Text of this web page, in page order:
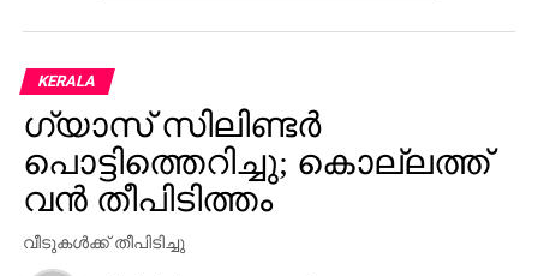
KERALA
ഗ്യാസ് സിലിണ്ടര്‍
പൊട്ടിത്തെറിച്ചു; കൊല്ലത്ത്
വന്‍ തീപിടിത്തം
വീടുകള്‍ക്ക് തീപിടിച്ചു